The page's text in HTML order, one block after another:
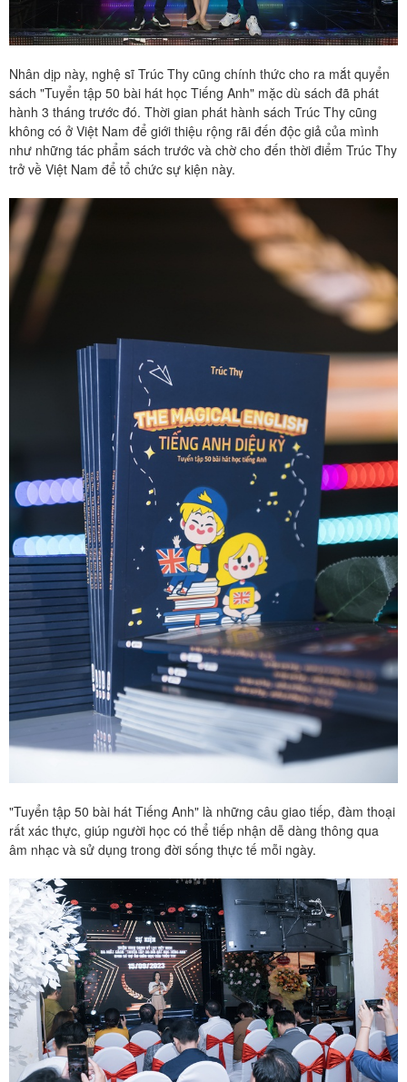
Nhân dịp này, nghệ sĩ Trúc Thy cũng chính thức cho ra mắt quyển
sách "Tuyển tập 50 bài hát học Tiếng Anh" mặc dù sách đã phát
hành 3 tháng trước đó. Thời gian phát hành sách Trúc Thy cũng
không có ở Việt Nam để giới thiệu rộng rãi đến độc giả của mình
như những tác phẩm sách trước và chờ cho đến thời điểm Trúc Thy
trở về Việt Nam để tổ chức sự kiện này.
"Tuyển tập 50 bài hát Tiếng Anh" là những câu giao tiếp, đàm thoại
rất xác thực, giúp người học có thể tiếp nhận dễ dàng thông qua
âm nhạc và sử dụng trong đời sống thực tế mỗi ngày.